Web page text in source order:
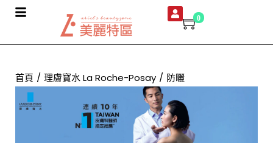
0
首頁 / 理膚寶水 La Roche-Posay / 防曬